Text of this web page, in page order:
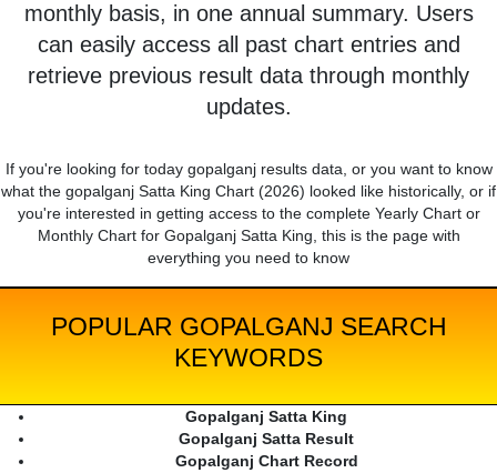
monthly basis, in one annual summary. Users
can easily access all past chart entries and
retrieve previous result data through monthly
updates.
If you're looking for today gopalganj results data, or you want to know
what the gopalganj Satta King Chart (2026) looked like historically, or if
you're interested in getting access to the complete Yearly Chart or
Monthly Chart for Gopalganj Satta King, this is the page with
everything you need to know
POPULAR GOPALGANJ SEARCH
KEYWORDS
Gopalganj Satta King
Gopalganj Satta Result
Gopalganj Chart Record